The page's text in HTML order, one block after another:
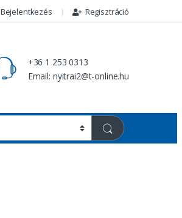
Bejelentkezés Regisztráció
+36 1 253 0313
Email: nyitrai2@t-online.hu